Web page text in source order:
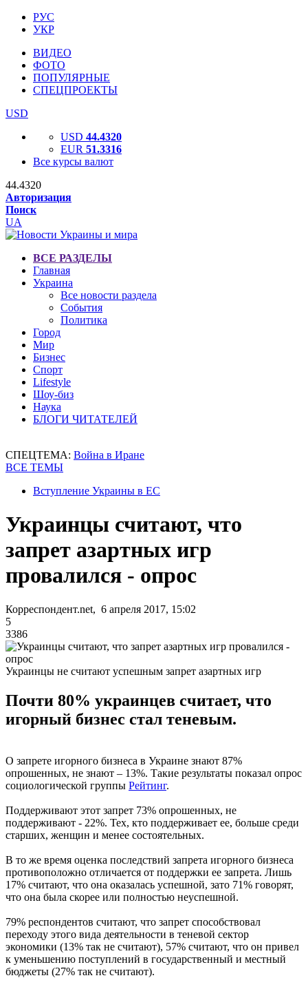
РУС
УКР
ВИДЕО
ФОТО
ПОПУЛЯРНЫЕ
СПЕЦПРОЕКТЫ
USD
USD 44.4320
EUR 51.3316
Все курсы валют
44.4320
Авторизация
Поиск
UA
ВСЕ РАЗДЕЛЫ
Главная
Украина
Все новости раздела
События
Политика
Город
Мир
Бизнес
Спорт
Lifestyle
Шоу-биз
Наука
БЛОГИ ЧИТАТЕЛЕЙ
СПЕЦТЕМА: Война в Иране
ВСЕ ТЕМЫ
Вступление Украины в ЕС
Украинцы считают, что
запрет азартных игр
провалился - опрос
Корреспондент.net, 6 апреля 2017, 15:02
5
3386
Украинцы не считают успешным запрет азартных игр
Почти 80% украинцев считает, что
игорный бизнес стал теневым.
О запрете игорного бизнеса в Украине знают 87%
опрошенных, не знают – 13%. Такие результаты показал опрос
социологической группы Рейтинг.
Поддерживают этот запрет 73% опрошенных, не
поддерживают - 22%. Тех, кто поддерживает ее, больше среди
старших, женщин и менее состоятельных.
В то же время оценка последствий запрета игорного бизнеса
противоположно отличается от поддержки ее запрета. Лишь
17% считают, что она оказалась успешной, зато 71% говорят,
что она была скорее или полностью неуспешной.
79% респондентов считают, что запрет способствовал
переходу этого вида деятельности в теневой сектор
экономики (13% так не считают), 57% считают, что он привел
к уменьшению поступлений в государственный и местный
бюджеты (27% так не считают).